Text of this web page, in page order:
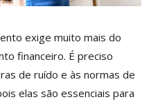
exige muito mais do
financeiro. É preciso
de ruído e às normas de
elas são essenciais para